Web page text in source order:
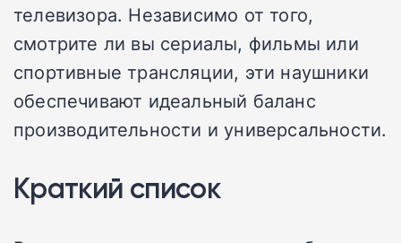
телевизора. Независимо от того,
смотрите ли вы сериалы, фильмы или
спортивные трансляции, эти наушники
обеспечивают идеальный баланс
производительности и универсальности.
Краткий список